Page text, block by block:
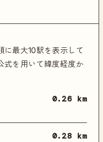
に最大10駅を表示して
式を用いて緯度経度か
0.26 km
0.28 km